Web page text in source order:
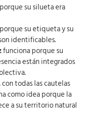
su silueta era
su etiqueta y su
identificables.
funciona porque su
están integrados
con todas las cautelas
como idea porque la
a su territorio natural